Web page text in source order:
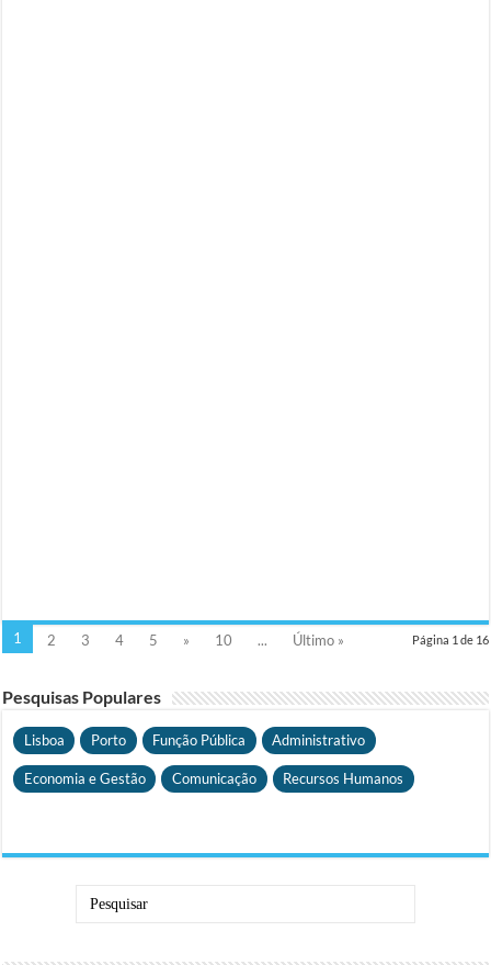
Página 1 de 16
1 2 3 4 5 » 10 ... Último »
Pesquisas Populares
Lisboa Porto Função Pública Administrativo
Economia e Gestão Comunicação Recursos Humanos